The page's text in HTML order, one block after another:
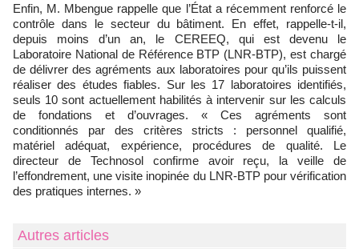
Enfin, M. Mbengue rappelle que l’État a récemment renforcé le
contrôle dans le secteur du bâtiment. En effet, rappelle-t-il,
depuis moins d’un an, le CEREEQ, qui est devenu le
Laboratoire National de Référence BTP (LNR-BTP), est chargé
de délivrer des agréments aux laboratoires pour qu’ils puissent
réaliser des études fiables. Sur les 17 laboratoires identifiés,
seuls 10 sont actuellement habilités à intervenir sur les calculs
de fondations et d’ouvrages. « Ces agréments sont
conditionnés par des critères stricts : personnel qualifié,
matériel adéquat, expérience, procédures de qualité. Le
directeur de Technosol confirme avoir reçu, la veille de
l’effondrement, une visite inopinée du LNR-BTP pour vérification
des pratiques internes. »
Autres articles